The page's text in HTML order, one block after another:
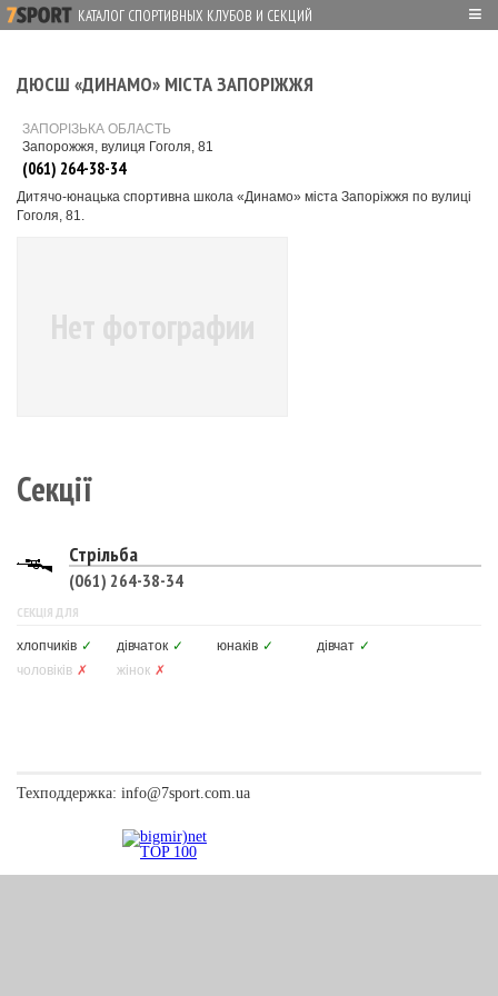
КАТАЛОГ СПОРТИВНЫХ КЛУБОВ И СЕКЦИЙ ≡
ДЮСШ «ДИНАМО» МІСТА ЗАПОРІЖЖЯ
ЗАПОРІЗЬКА ОБЛАСТЬ
Запорожжя, вулиця Гоголя, 81
(061) 264-38-34
Дитячо-юнацька спортивна школа «Динамо» міста Запоріжжя по вулиці
Гоголя, 81.
Нет фотографии
Секції
Стрільба
(061) 264-38-34
СЕКЦІЯ ДЛЯ
хлопчиків ✓ дівчаток ✓ юнаків ✓ дівчат ✓
чоловіків ✗ жінок ✗
Техподдержка: info@7sport.com.ua